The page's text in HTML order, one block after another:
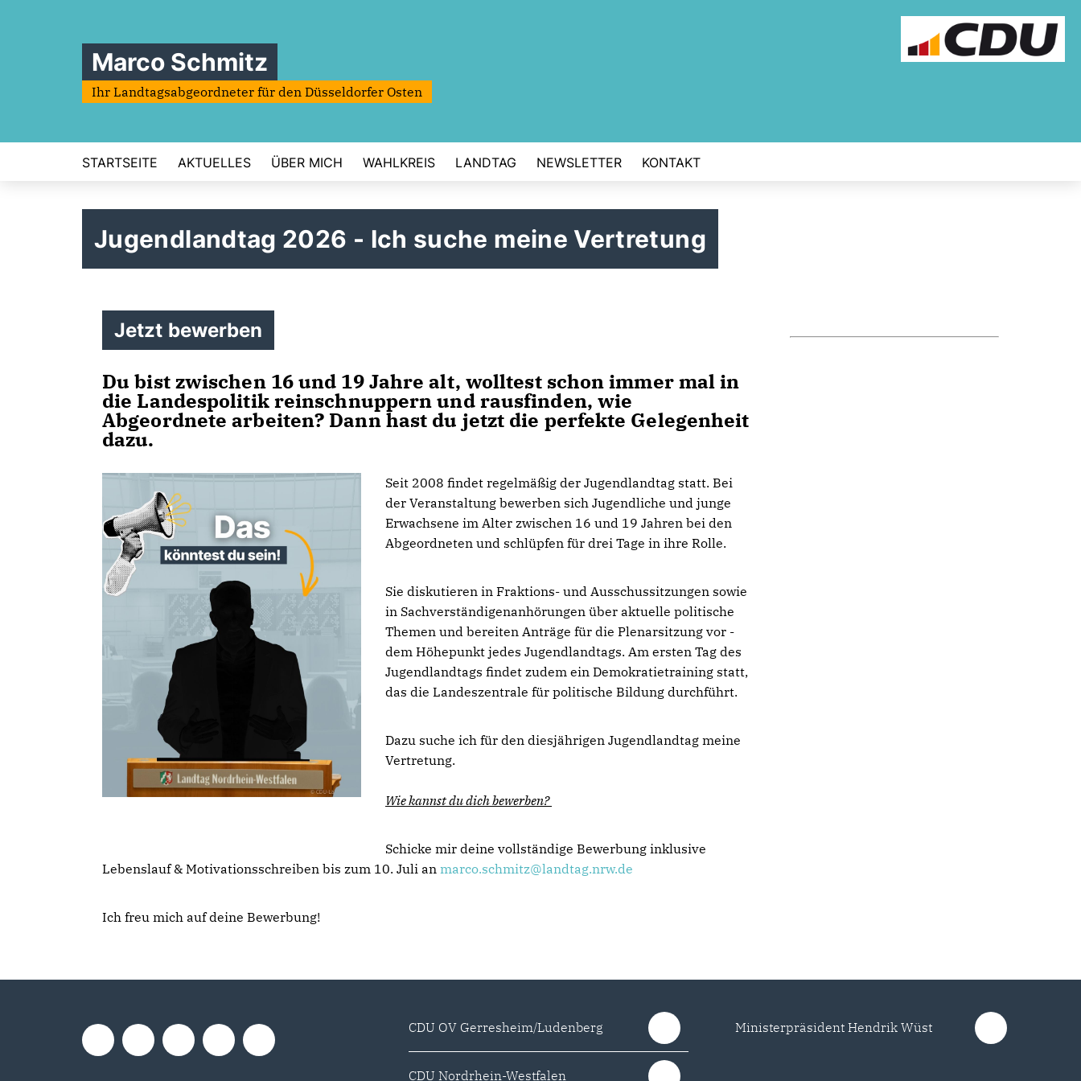
Marco Schmitz
Ihr Landtagsabgeordneter für den Düsseldorfer Osten
STARTSEITE AKTUELLES ÜBER MICH WAHLKREIS LANDTAG NEWSLETTER KONTAKT
Jugendlandtag 2026 - Ich suche meine Vertretung
Jetzt bewerben
Du bist zwischen 16 und 19 Jahre alt, wolltest schon immer mal in
die Landespolitik reinschnuppern und rausfinden, wie
Abgeordnete arbeiten? Dann hast du jetzt die perfekte Gelegenheit
dazu.
Seit 2008 findet regelmäßig der Jugendlandtag statt. Bei
der Veranstaltung bewerben sich Jugendliche und junge
Erwachsene im Alter zwischen 16 und 19 Jahren bei den
Abgeordneten und schlüpfen für drei Tage in ihre Rolle.
Sie diskutieren in Fraktions- und Ausschussitzungen sowie
in Sachverständigenanhörungen über aktuelle politische
Themen und bereiten Anträge für die Plenarsitzung vor -
dem Höhepunkt jedes Jugendlandtags. Am ersten Tag des
Jugendlandtags findet zudem ein Demokratietraining statt,
das die Landeszentrale für politische Bildung durchführt.
Dazu suche ich für den diesjährigen Jugendlandtag meine
Vertretung.
Wie kannst du dich bewerben?
Schicke mir deine vollständige Bewerbung inklusive
Lebenslauf & Motivationsschreiben bis zum 10. Juli an marco.schmitz@landtag.nrw.de
Ich freu mich auf deine Bewerbung!
CDU OV Gerresheim/Ludenberg
CDU Nordrhein-Westfalen
Ministerpräsident Hendrik Wüst